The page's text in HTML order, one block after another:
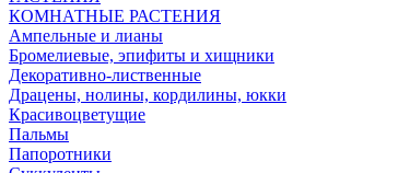
КОМНАТНЫЕ РАСТЕНИЯ
Ампельные и лианы
Бромелиевые, эпифиты и хищники
Декоративно-лиственные
Драцены, нолины, кордилины, юкки
Красивоцветущие
Пальмы
Папоротники